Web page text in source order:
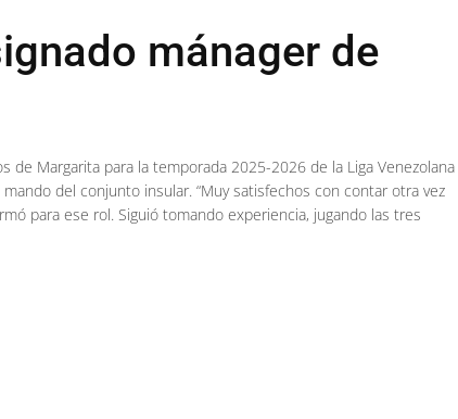
mánager de
de Margarita para la temporada 2025-2026 de la Liga Venezolana
del conjunto insular. “Muy satisfechos con contar otra vez
para ese rol. Siguió tomando experiencia, jugando las tres